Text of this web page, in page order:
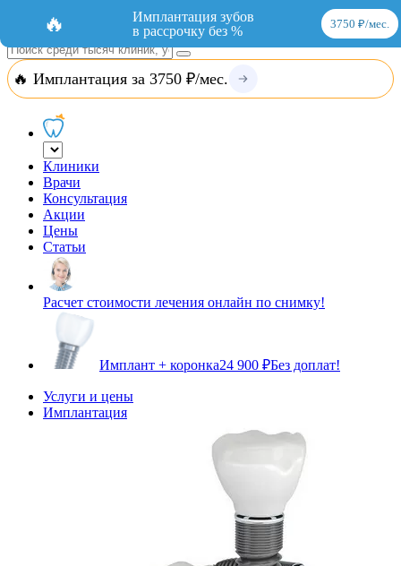
Добавить организациюВход
🔥 Имплантация за 3750 ₽/мес.
Клиники
Врачи
Консультация
Акции
Цены
Статьи
Расчет стоимости лечения онлайн по снимку!
Имплант + коронка24 900 ₽Без доплат!
Услуги и цены
Имплантация
🔥
Имплантация зубов
в рассрочку без %
3750 ₽/мес.